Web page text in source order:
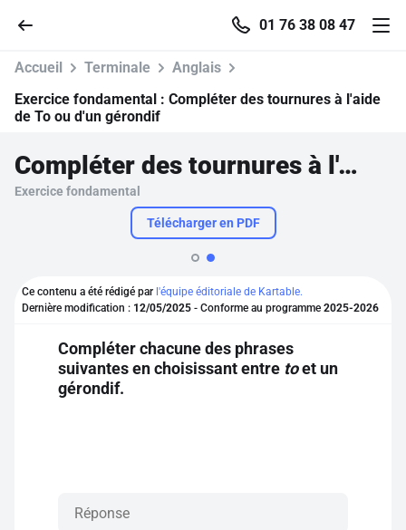
01 76 38 08 47
Parcourir
Se connecter
S'inscrire gratuitement
Pour profiter de 10 contenus offerts.
Accueil Terminale
Anglais
Exercice fondamental : Compléter des tournures à l'aide
de To ou d'un gérondif
Compléter des tournures à l'aide de To ou d'un gérondif
Exercice fondamental
Télécharger en PDF
Ce contenu a été rédigé par l'équipe éditoriale de Kartable.
Dernière modification : 12/05/2025 - Conforme au programme 2025-2026
Compléter chacune des phrases
suivantes en choisissant entre toet un
gérondif.